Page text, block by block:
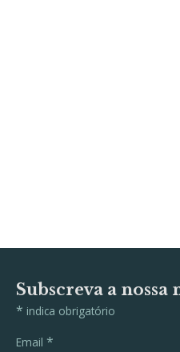
Subscreva a nossa
* indica obrigatório
Email *